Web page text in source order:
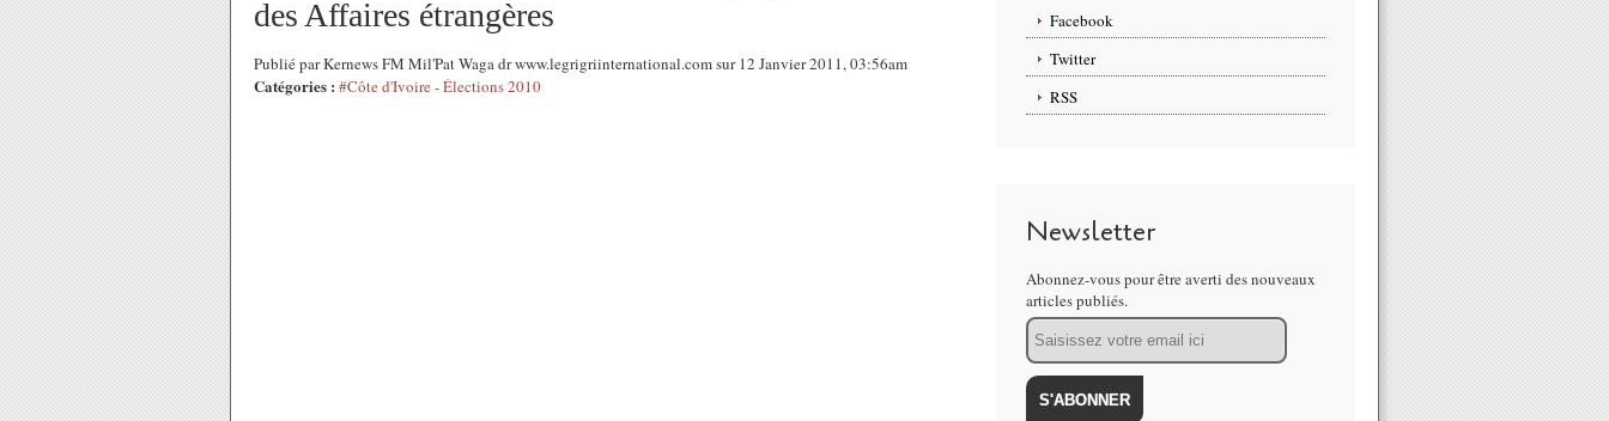
des Affaires étrangères
Publié par Kernews FM Mil'Pat Waga dr www.legrigriinternational.com sur 12 Janvier 2011, 03:56am
Catégories : #Côte d'Ivoire - Élections 2010
Facebook
Twitter
RSS
Newsletter
Abonnez-vous pour être averti des nouveaux
articles publiés.
Email